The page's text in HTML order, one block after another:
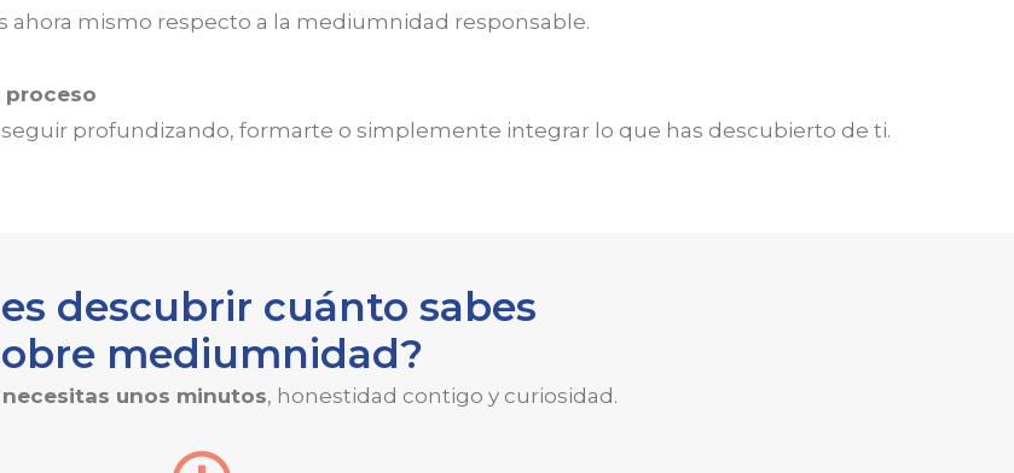
ahora mismo respecto a la mediumnidad responsable.
proceso
seguir profundizando, formarte o simplemente integrar lo que has descubierto de ti.
descubrir cuánto sabes
mediumnidad?
necesitas unos minutos, honestidad contigo y curiosidad.